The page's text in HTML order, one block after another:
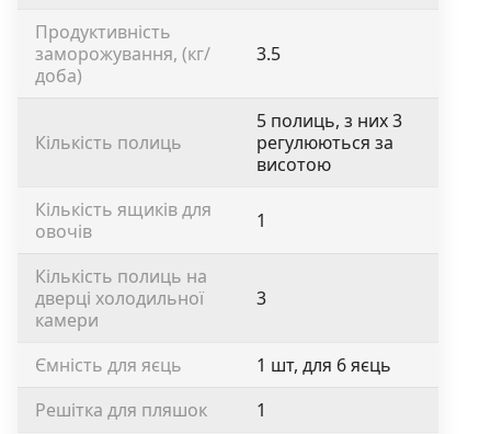
Продуктивність
заморожування, (кг/
доба)
3.5
Кількість полиць
5 полиць, з них 3
регулюються за
висотою
Кількість ящиків для
овочів
1
Кількість полиць на
дверці холодильної
камери
3
Ємність для яєць
1 шт, для 6 яєць
Решітка для пляшок
1